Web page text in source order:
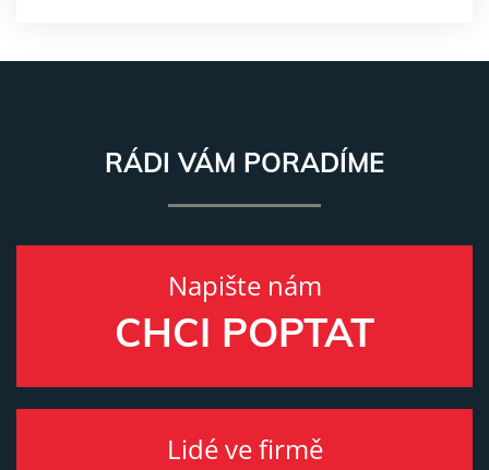
RÁDI VÁM PORADÍME
Napište nám
CHCI POPTAT
Lidé ve firmě